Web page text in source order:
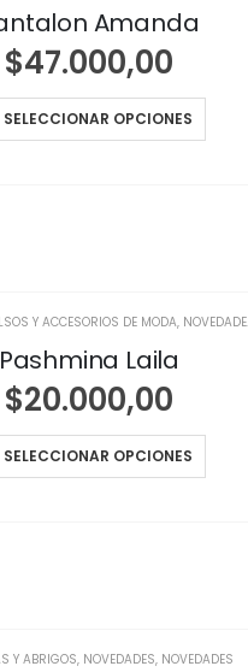
Amanda
$47.000,00
SELECCIONAR OPCIONES
Y ACCESORIOS DE MODA, NOVEDADES
Pashmina Laila
$20.000,00
SELECCIONAR OPCIONES
Y ABRIGOS, NOVEDADES, NOVEDADES